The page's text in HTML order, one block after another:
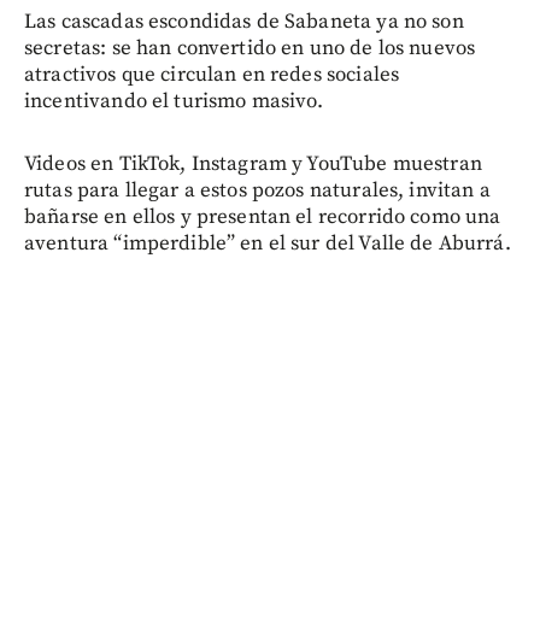
Las cascadas escondidas de Sabaneta ya no son
secretas: se han convertido en uno de los nuevos
atractivos que circulan en redes sociales
incentivando el turismo masivo.
Videos en TikTok, Instagram y YouTube muestran
rutas para llegar a estos pozos naturales, invitan a
bañarse en ellos y presentan el recorrido como una
aventura “imperdible” en el sur del Valle de Aburrá.